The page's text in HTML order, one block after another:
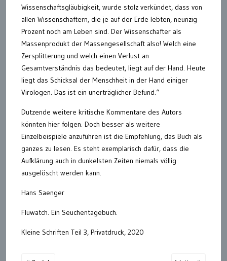
Wissenschaftsgläubigkeit, wurde stolz verkündet, dass von
allen Wissenschaftern, die je auf der Erde lebten, neunzig
Prozent noch am Leben sind. Der Wissenschafter als
Massenprodukt der Massengesellschaft also! Welch eine
Zersplitterung und welch einen Verlust an
Gesamtverständnis das bedeutet, liegt auf der Hand. Heute
liegt das Schicksal der Menschheit in der Hand einiger
Virologen. Das ist ein unerträglicher Befund.“
Dutzende weitere kritische Kommentare des Autors
könnten hier folgen. Doch besser als weitere
Einzelbeispiele anzuführen ist die Empfehlung, das Buch als
ganzes zu lesen. Es steht exemplarisch dafür, dass die
Aufklärung auch in dunkelsten Zeiten niemals völlig
ausgelöscht werden kann.
Hans Saenger
Fluwatch. Ein Seuchentagebuch.
Kleine Schriften Teil 3, Privatdruck, 2020